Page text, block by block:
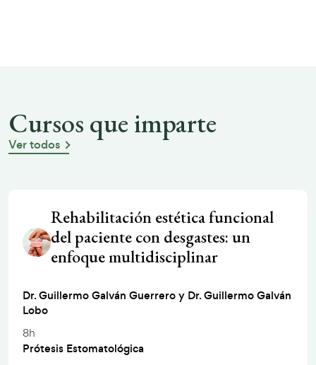
Cursos que imparte
Ver todos
Rehabilitación estética funcional
del paciente con desgastes: un
enfoque multidisciplinar
Dr. Guillermo Galván Guerrero y Dr. Guillermo Galván
Lobo
8h
Prótesis Estomatológica